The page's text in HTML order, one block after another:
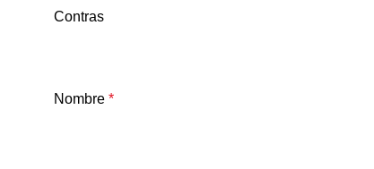
Contras
Nombre *